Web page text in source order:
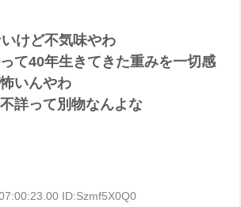
けど不気味やわ
て40年生きてきた重みを一切感
いんやわ
詳って別物なんよな
ID:Szmf5X0Q0